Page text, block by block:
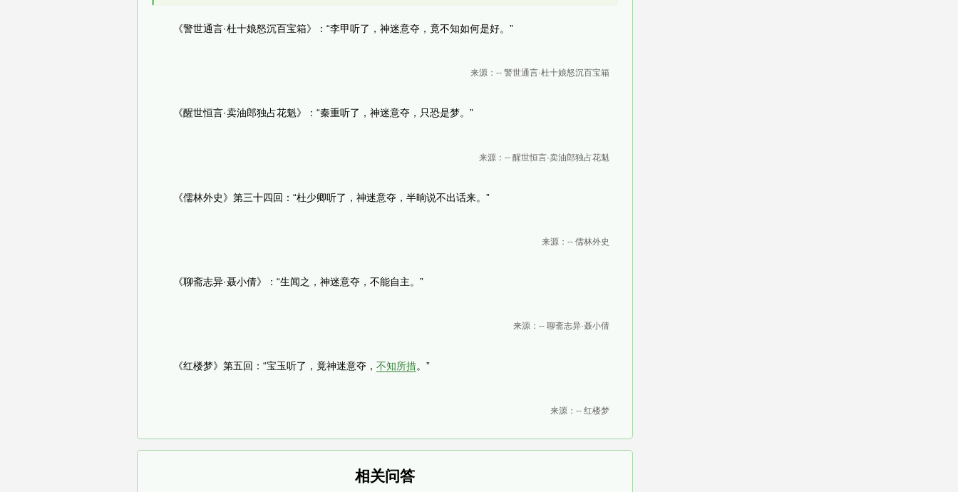
《警世通言·杜十娘怒沉百宝箱》：“李甲听了，神迷意夺，竟不知如何是好。”
来源：-- 警世通言·杜十娘怒沉百宝箱
《醒世恒言·卖油郎独占花魁》：“秦重听了，神迷意夺，只恐是梦。”
来源：-- 醒世恒言·卖油郎独占花魁
《儒林外史》第三十四回：“杜少卿听了，神迷意夺，半晌说不出话来。”
来源：-- 儒林外史
《聊斋志异·聂小倩》：“生闻之，神迷意夺，不能自主。”
来源：-- 聊斋志异·聂小倩
《红楼梦》第五回：“宝玉听了，竟神迷意夺，不知所措。”
来源：-- 红楼梦
相关问答